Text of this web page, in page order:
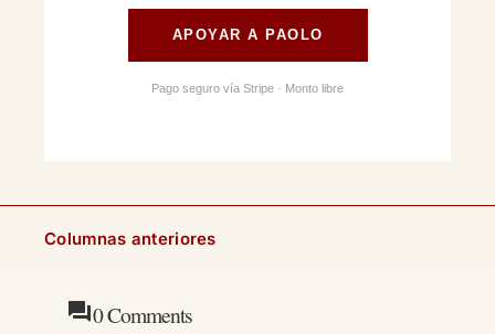
APOYAR A PAOLO
Pago seguro vía Stripe · Monto libre
Columnas anteriores
0Comments